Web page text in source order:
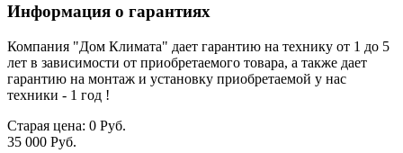
Информация о гарантиях
Компания "Дом Климата" дает гарантию на технику от 1 до 5
лет в зависимости от приобретаемого товара, а также дает
гарантию на монтаж и установку приобретаемой у нас
техники - 1 год !
Старая цена: 0 Руб.
35 000 Руб.